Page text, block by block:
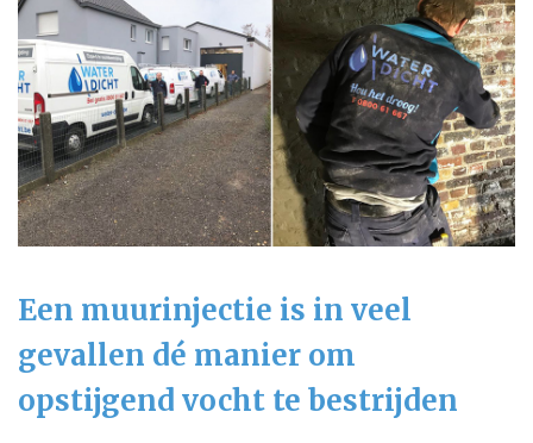
Een muurinjectie is in veel
gevallen dé manier om
opstijgend vocht te bestrijden